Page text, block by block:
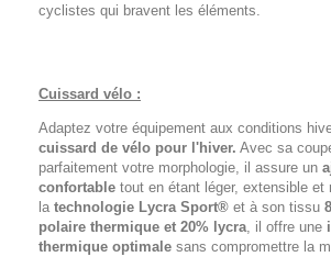
cyclistes qui bravent les éléments.
Cuissard vélo :
Adaptez votre équipement aux conditions
cuissard de vélo pour l'hiver. Avec sa
parfaitement votre morphologie, il assure un
confortable tout en étant léger, extensible et
la technologie Lycra Sport® et à son tissu
polaire thermique et 20% lycra, il offre une
thermique optimale sans compromettre la